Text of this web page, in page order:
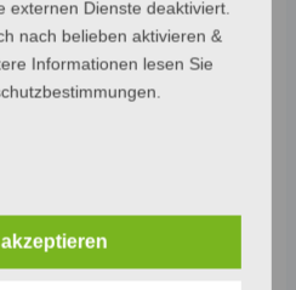
Die letzte Wahl
Präsidentschaft
andere Staaten
nicht anerkannt.
weltweit und durch
problematische
externen Dienste deaktiviert.
nach belieben aktivieren &
Informationen lesen Sie